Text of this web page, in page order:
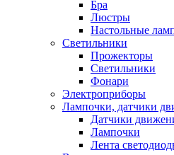
Бра
Люстры
Настольные
Светильники
Прожекторы
Светильники
Фонари
Электроприборы
Лампочки, датчики
Датчики
Лампочки
Лента